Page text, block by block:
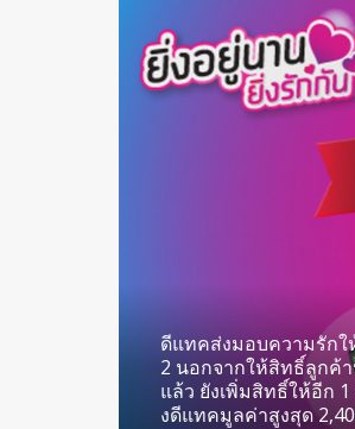
ดีแทคส่งมอบความรักใ
2 นอกจากให้สิทธิ์ลูกค้
แล้ว ยังเพิ่มสิทธิ์ให้อีก
งดีแทคมูลค่าสูงสุด